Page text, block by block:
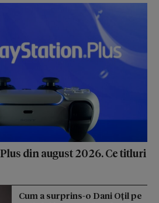
din august 2026. Ce titluri
Cum a surprins-o Dani Oțil pe